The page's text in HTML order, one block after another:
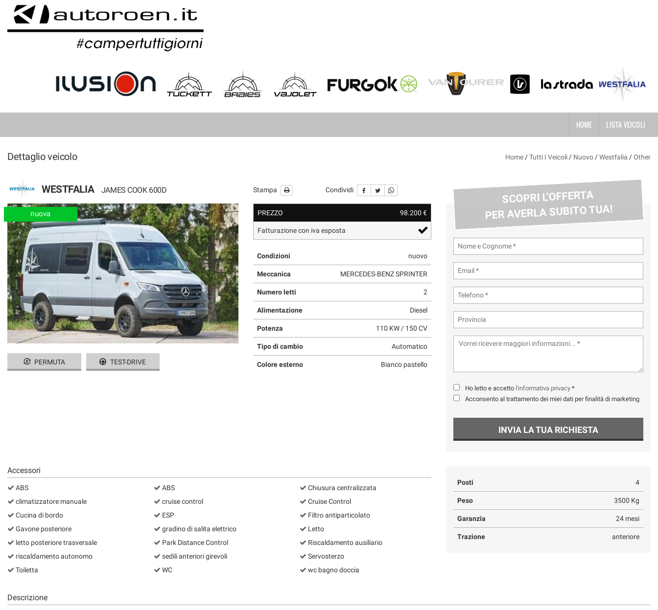
HOME
HOME LISTA VEICOLI
Dettaglio veicolo Home /Tutti I Veicoli / Nuovo /Westfalia /Other
WESTFALIA JAMES COOK 600D Stampa Condividi
nuova
PERMUTA TEST-DRIVE
PREZZO 98.200 €
Fatturazione con iva esposta
Condizioni nuovo
Meccanica MERCEDES-BENZ SPRINTER
Numero letti 2
Alimentazione Diesel
Potenza 110 KW / 150 CV
Tipo di cambio Automatico
Colore esterno Bianco pastello
SCOPRI L'OFFERTA
PER AVERLA SUBITO TUA!
Ho letto e accetto l'informativa privacy *
Acconsento al trattamento dei miei dati per finalità di marketing
INVIA LA TUA RICHIESTA
Accessori
ABS
climatizzatore manuale
Cucina di bordo
Gavone posteriore
letto posteriore trasversale
riscaldamento autonomo
Toiletta
ABS
cruise control
ESP
gradino di salita elettrico
Park Distance Control
sedili anteriori girevoli
WC
Chiusura centralizzata
Cruise Control
Filtro antiparticolato
Letto
Riscaldamento ausiliario
Servosterzo
wc bagno doccia
Posti 4
Peso 3500 Kg
Garanzia 24 mesi
Trazione anteriore
Descrizione